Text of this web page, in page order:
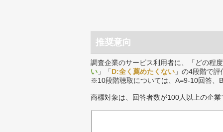
推奨意向
調査企業のサービス利用者に、「どの程
い 」「D:全く薦めたくない 」の4段階で
※10段階聴取については、A=9-10回答、
商標対象は、回答者数が100人以上の企業